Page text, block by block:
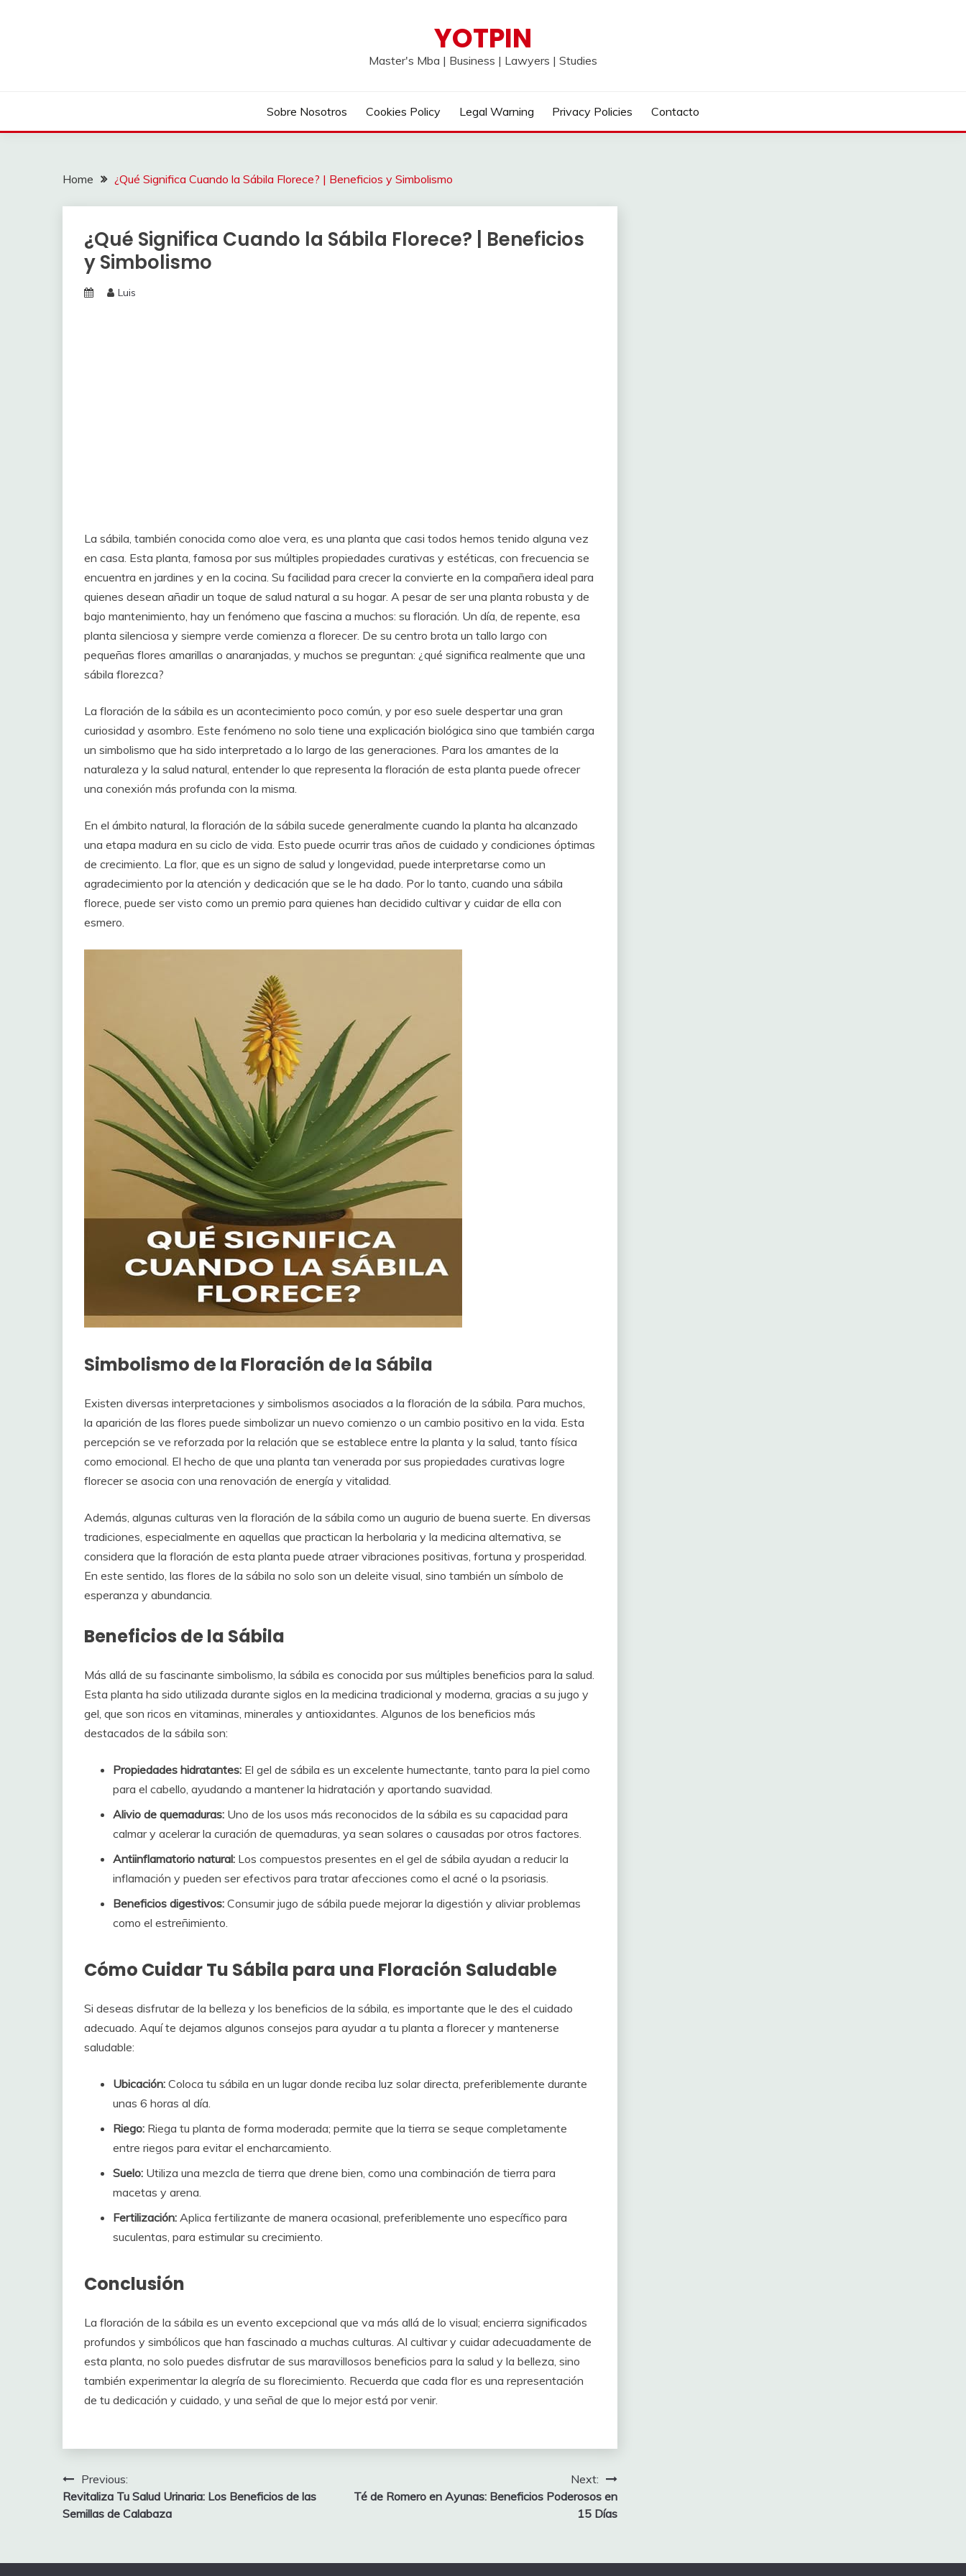
YOTPIN
Master's Mba | Business | Lawyers | Studies
Sobre Nosotros Cookies Policy Legal Warning Privacy Policies Contacto
Home ¿Qué Significa Cuando la Sábila Florece? | Beneficios y Simbolismo
¿Qué Significa Cuando la Sábila Florece? | Beneficios
y Simbolismo
Luis
La sábila, también conocida como aloe vera, es una planta que casi todos hemos tenido alguna vez
en casa. Esta planta, famosa por sus múltiples propiedades curativas y estéticas, con frecuencia se
encuentra en jardines y en la cocina. Su facilidad para crecer la convierte en la compañera ideal para
quienes desean añadir un toque de salud natural a su hogar. A pesar de ser una planta robusta y de
bajo mantenimiento, hay un fenómeno que fascina a muchos: su floración. Un día, de repente, esa
planta silenciosa y siempre verde comienza a florecer. De su centro brota un tallo largo con
pequeñas flores amarillas o anaranjadas, y muchos se preguntan: ¿qué significa realmente que una
sábila florezca?
La floración de la sábila es un acontecimiento poco común, y por eso suele despertar una gran
curiosidad y asombro. Este fenómeno no solo tiene una explicación biológica sino que también carga
un simbolismo que ha sido interpretado a lo largo de las generaciones. Para los amantes de la
naturaleza y la salud natural, entender lo que representa la floración de esta planta puede ofrecer
una conexión más profunda con la misma.
En el ámbito natural, la floración de la sábila sucede generalmente cuando la planta ha alcanzado
una etapa madura en su ciclo de vida. Esto puede ocurrir tras años de cuidado y condiciones óptimas
de crecimiento. La flor, que es un signo de salud y longevidad, puede interpretarse como un
agradecimiento por la atención y dedicación que se le ha dado. Por lo tanto, cuando una sábila
florece, puede ser visto como un premio para quienes han decidido cultivar y cuidar de ella con
esmero.
Simbolismo de la Floración de la Sábila
Existen diversas interpretaciones y simbolismos asociados a la floración de la sábila. Para muchos,
la aparición de las flores puede simbolizar un nuevo comienzo o un cambio positivo en la vida. Esta
percepción se ve reforzada por la relación que se establece entre la planta y la salud, tanto física
como emocional. El hecho de que una planta tan venerada por sus propiedades curativas logre
florecer se asocia con una renovación de energía y vitalidad.
Además, algunas culturas ven la floración de la sábila como un augurio de buena suerte. En diversas
tradiciones, especialmente en aquellas que practican la herbolaria y la medicina alternativa, se
considera que la floración de esta planta puede atraer vibraciones positivas, fortuna y prosperidad.
En este sentido, las flores de la sábila no solo son un deleite visual, sino también un símbolo de
esperanza y abundancia.
Beneficios de la Sábila
Más allá de su fascinante simbolismo, la sábila es conocida por sus múltiples beneficios para la salud.
Esta planta ha sido utilizada durante siglos en la medicina tradicional y moderna, gracias a su jugo y
gel, que son ricos en vitaminas, minerales y antioxidantes. Algunos de los beneficios más
destacados de la sábila son:
Propiedades hidratantes: El gel de sábila es un excelente humectante, tanto para la piel como
para el cabello, ayudando a mantener la hidratación y aportando suavidad.
Alivio de quemaduras: Uno de los usos más reconocidos de la sábila es su capacidad para
calmar y acelerar la curación de quemaduras, ya sean solares o causadas por otros factores.
Antiinflamatorio natural: Los compuestos presentes en el gel de sábila ayudan a reducir la
inflamación y pueden ser efectivos para tratar afecciones como el acné o la psoriasis.
Beneficios digestivos: Consumir jugo de sábila puede mejorar la digestión y aliviar problemas
como el estreñimiento.
Cómo Cuidar Tu Sábila para una Floración Saludable
Si deseas disfrutar de la belleza y los beneficios de la sábila, es importante que le des el cuidado
adecuado. Aquí te dejamos algunos consejos para ayudar a tu planta a florecer y mantenerse
saludable:
Ubicación: Coloca tu sábila en un lugar donde reciba luz solar directa, preferiblemente durante
unas 6 horas al día.
Riego: Riega tu planta de forma moderada; permite que la tierra se seque completamente
entre riegos para evitar el encharcamiento.
Suelo: Utiliza una mezcla de tierra que drene bien, como una combinación de tierra para
macetas y arena.
Fertilización: Aplica fertilizante de manera ocasional, preferiblemente uno específico para
suculentas, para estimular su crecimiento.
Conclusión
La floración de la sábila es un evento excepcional que va más allá de lo visual; encierra significados
profundos y simbólicos que han fascinado a muchas culturas. Al cultivar y cuidar adecuadamente de
esta planta, no solo puedes disfrutar de sus maravillosos beneficios para la salud y la belleza, sino
también experimentar la alegría de su florecimiento. Recuerda que cada flor es una representación
de tu dedicación y cuidado, y una señal de que lo mejor está por venir.
Post
navigation
Previous:
Revitaliza Tu Salud Urinaria: Los Beneficios de las
Semillas de Calabaza
Next:
Té de Romero en Ayunas: Beneficios Poderosos en
15 Días